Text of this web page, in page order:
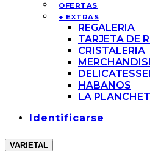
OFERTAS
+ EXTRAS
REGALERIA
TARJETA DE
CRISTALERIA
HABANOS
LA
Identificarse
VARIETAL